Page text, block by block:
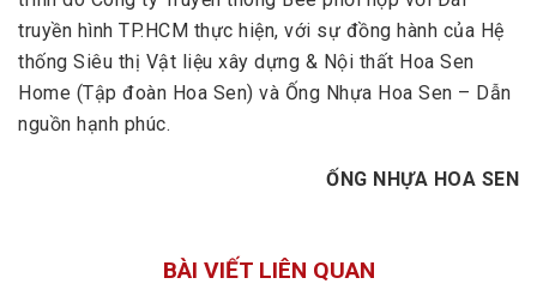
truyền hình TP.HCM thực hiện, với sự đồng hành của Hệ
thống Siêu thị Vật liệu xây dựng & Nội thất Hoa Sen
Home (Tập đoàn Hoa Sen) và Ống Nhựa Hoa Sen – Dẫn
nguồn hạnh phúc.
ỐNG NHỰA HOA SEN
BÀI VIẾT LIÊN QUAN